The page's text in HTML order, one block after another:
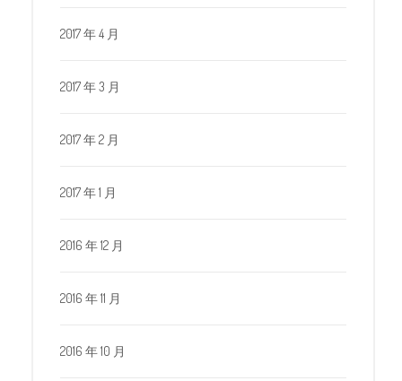
2017 年 4 月
2017 年 3 月
2017 年 2 月
2017 年 1 月
2016 年 12 月
2016 年 11 月
2016 年 10 月